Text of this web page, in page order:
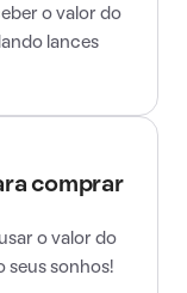
o valor do
lances
comprar
o valor do
seus sonhos!